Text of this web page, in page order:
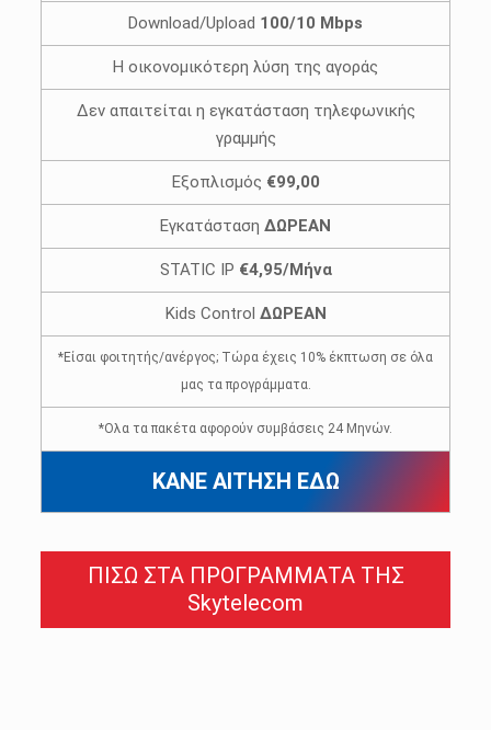
Download/Upload 100/10 Mbps
Η οικονομικότερη λύση της αγοράς
Δεν απαιτείται η εγκατάσταση τηλεφωνικής
γραμμής
Εξοπλισμός €99,00
Εγκατάσταση ΔΩΡΕΑΝ
STATIC IP €4,95/Μήνα
Kids Control ΔΩΡΕΑΝ
*Είσαι φοιτητής/ανέργος; Τώρα έχεις 10% έκπτωση σε όλα
μας τα προγράμματα.
*Ολα τα πακέτα αφορούν συμβάσεις 24 Μηνών.
ΚΑΝΕ ΑΙΤΗΣΗ ΕΔΩ
ΠΙΣΩ ΣΤΑ ΠΡΟΓΡΑΜΜΑΤΑ ΤΗΣ
Skytelecom